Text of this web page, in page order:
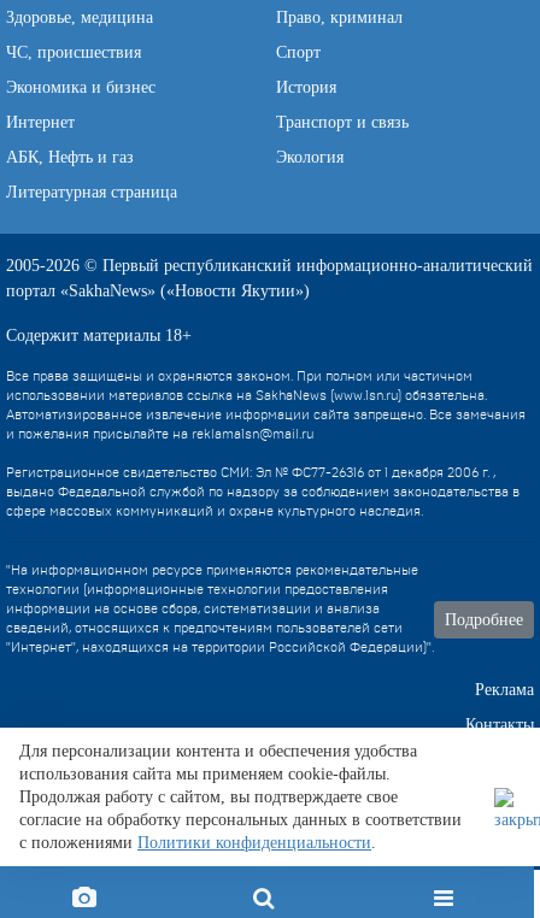
Здоровье, медицина
Право, криминал
ЧС, происшествия
Спорт
Экономика и бизнес
История
Интернет
Транспорт и связь
АБК, Нефть и газ
Экология
Литературная страница
2005-2026 © Первый республиканский информационно-аналитический
портал «SakhaNews» («Новости Якутии»)
Содержит материалы 18+
Все права защищены и охраняются законом. При полном или частичном
использовании материалов ссылка на SakhaNews (www.1sn.ru) обязательна.
Автоматизированное извлечение информации сайта запрещено. Все замечания
и пожелания присылайте на reklama1sn@mail.ru
Регистрационное свидетельство СМИ: Эл № ФС77-26316 от 1 декабря 2006 г. ,
выдано Федедальной службой по надзору за соблюдением законодательства в
сфере массовых коммуникаций и охране культурного наследия.
"На информационном ресурсе применяются рекомендательные
технологии (информационные технологии предоставления
информации на основе сбора, систематизации и анализа
сведений, относящихся к предпочтениям пользователей сети
"Интернет", находящихся на территории Российской Федерации)".
Подробнее
Реклама
Контакты
Техническа поддержка
Для персонализации контента и обеспечения удобства
использования сайта мы применяем cookie-файлы.
Продолжая работу с сайтом, вы подтверждаете свое
согласие на обработку персональных данных в соответствии
с положениями Политики конфиденциальности.